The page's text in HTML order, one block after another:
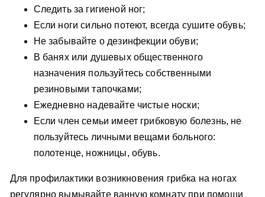
Следить за гигиеной ног;
Если ноги сильно потеют, всегда сушите обувь;
Не забывайте о дезинфекции обуви;
В банях или душевых общественного
назначения пользуйтесь собственными
резиновыми тапочками;
Ежедневно надевайте чистые носки;
Если член семьи имеет грибковую болезнь, не
пользуйтесь личными вещами больного:
полотенце, ножницы, обувь.
Для профилактики возникновения грибка на ногах
регулярно вымывайте ванную комнату при помощи